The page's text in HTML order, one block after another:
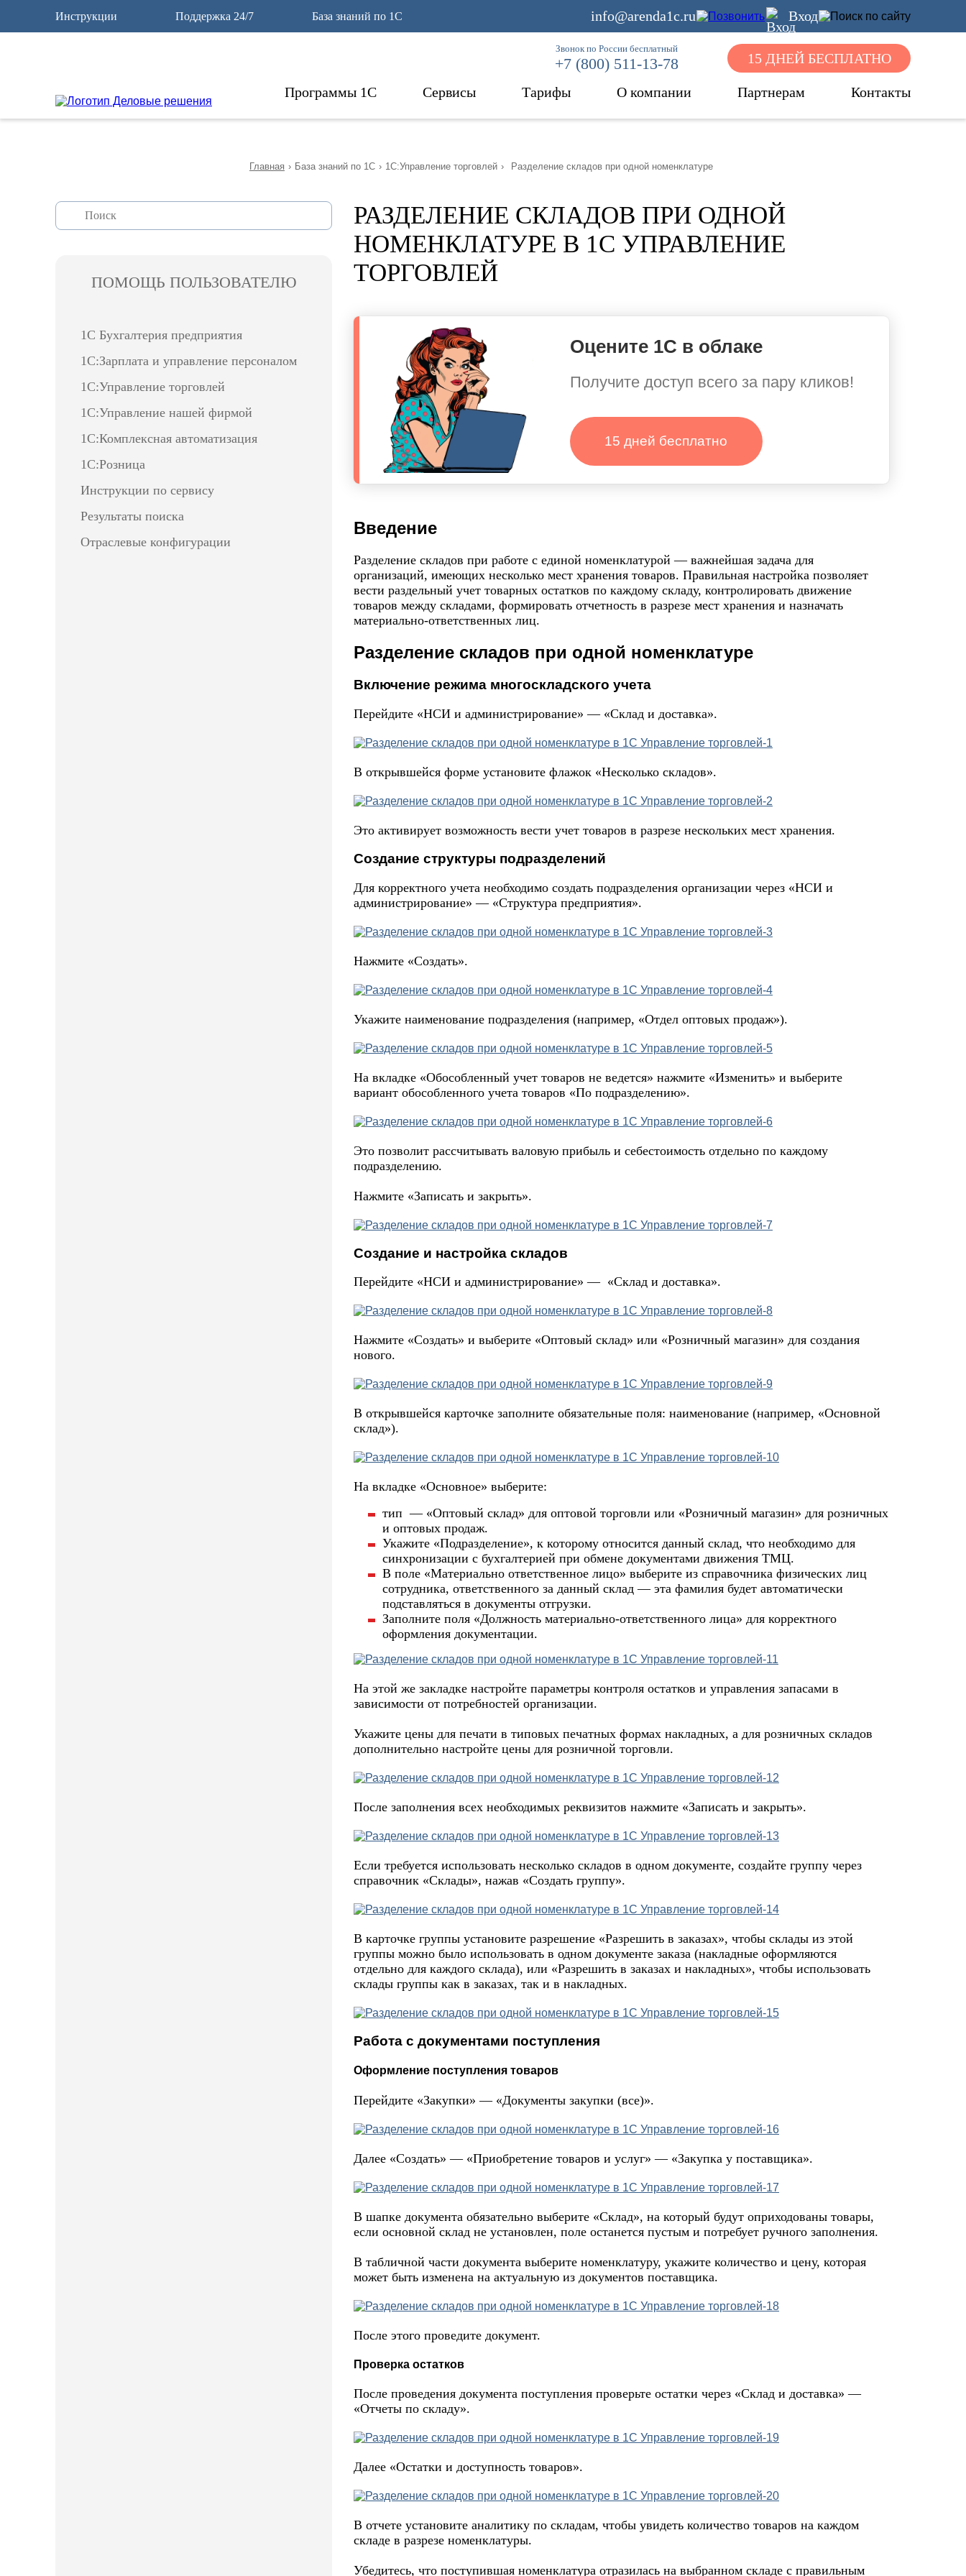
Инструкции Поддержка 24/7 База знаний по 1С info@arenda1c.ru Вход
Звонок по России бесплатный
+7 (800) 511-13-78 15 ДНЕЙ БЕСПЛАТНО
Программы 1С Сервисы Тарифы О компании Партнерам Контакты
Главная › База знаний по 1С › 1С:Управление торговлей › Разделение складов при одной номенклатуре
ПОМОЩЬ ПОЛЬЗОВАТЕЛЮ
1С Бухгалтерия предприятия
1С:Зарплата и управление персоналом
1С:Управление торговлей
1С:Управление нашей фирмой
1С:Комплексная автоматизация
1С:Розница
Инструкции по сервису
Результаты поиска
Отраслевые конфигурации
РАЗДЕЛЕНИЕ СКЛАДОВ ПРИ ОДНОЙ
НОМЕНКЛАТУРЕ В 1С УПРАВЛЕНИЕ
ТОРГОВЛЕЙ
Оцените 1С в облаке
Получите доступ всего за пару кликов!
15 дней бесплатно
Введение
Разделение складов при работе с единой номенклатурой — важнейшая задача для
организаций, имеющих несколько мест хранения товаров. Правильная настройка позволяет
вести раздельный учет товарных остатков по каждому складу, контролировать движение
товаров между складами, формировать отчетность в разрезе мест хранения и назначать
материально-ответственных лиц.
Разделение складов при одной номенклатуре
Включение режима многоскладского учета
Перейдите «НСИ и администрирование» — «Склад и доставка».
В открывшейся форме установите флажок «Несколько складов».
Это активирует возможность вести учет товаров в разрезе нескольких мест хранения.
Создание структуры подразделений
Для корректного учета необходимо создать подразделения организации через «НСИ и
администрирование» — «Структура предприятия».
Нажмите «Создать».
Укажите наименование подразделения (например, «Отдел оптовых продаж»).
На вкладке «Обособленный учет товаров не ведется» нажмите «Изменить» и выберите
вариант обособленного учета товаров «По подразделению».
Это позволит рассчитывать валовую прибыль и себестоимость отдельно по каждому
подразделению.
Нажмите «Записать и закрыть».
Создание и настройка складов
Перейдите «НСИ и администрирование» — «Склад и доставка».
Нажмите «Создать» и выберите «Оптовый склад» или «Розничный магазин» для создания
нового.
В открывшейся карточке заполните обязательные поля: наименование (например, «Основной
склад»).
На вкладке «Основное» выберите:
тип — «Оптовый склад» для оптовой торговли или «Розничный магазин» для розничных
и оптовых продаж.
Укажите «Подразделение», к которому относится данный склад, что необходимо для
синхронизации с бухгалтерией при обмене документами движения ТМЦ.
В поле «Материально ответственное лицо» выберите из справочника физических лиц
сотрудника, ответственного за данный склад — эта фамилия будет автоматически
подставляться в документы отгрузки.
Заполните поля «Должность материально-ответственного лица» для корректного
оформления документации.
На этой же закладке настройте параметры контроля остатков и управления запасами в
зависимости от потребностей организации.
Укажите цены для печати в типовых печатных формах накладных, а для розничных складов
дополнительно настройте цены для розничной торговли.
После заполнения всех необходимых реквизитов нажмите «Записать и закрыть».
Если требуется использовать несколько складов в одном документе, создайте группу через
справочник «Склады», нажав «Создать группу».
В карточке группы установите разрешение «Разрешить в заказах», чтобы склады из этой
группы можно было использовать в одном документе заказа (накладные оформляются
отдельно для каждого склада), или «Разрешить в заказах и накладных», чтобы использовать
склады группы как в заказах, так и в накладных.
Работа с документами поступления
Оформление поступления товаров
Перейдите «Закупки» — «Документы закупки (все)».
Далее «Создать» — «Приобретение товаров и услуг» — «Закупка у поставщика».
В шапке документа обязательно выберите «Склад», на который будут оприходованы товары,
если основной склад не установлен, поле останется пустым и потребует ручного заполнения.
В табличной части документа выберите номенклатуру, укажите количество и цену, которая
может быть изменена на актуальную из документов поставщика.
После этого проведите документ.
Проверка остатков
После проведения документа поступления проверьте остатки через «Склад и доставка» —
«Отчеты по складу».
Далее «Остатки и доступность товаров».
В отчете установите аналитику по складам, чтобы увидеть количество товаров на каждом
складе в разрезе номенклатуры.
Убедитесь, что поступившая номенклатура отразилась на выбранном складе с правильным